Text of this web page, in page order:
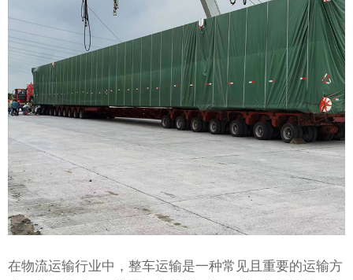
在物流运输行业中，整车运输是一种常见且重要的运输方